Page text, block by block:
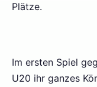
Plätze.
Im ersten Spiel
U20 ihr ganzes